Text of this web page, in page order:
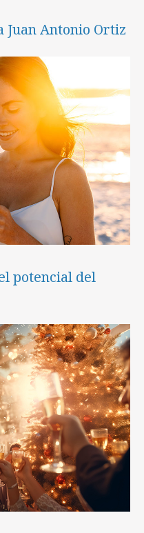
Juan Antonio Ortiz
potencial del